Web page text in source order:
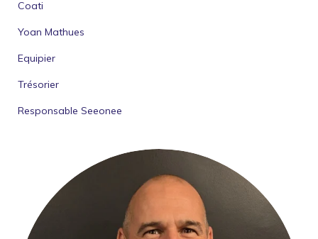
Coati
Yoan Mathues
Equipier
Trésorier
Responsable Seeonee